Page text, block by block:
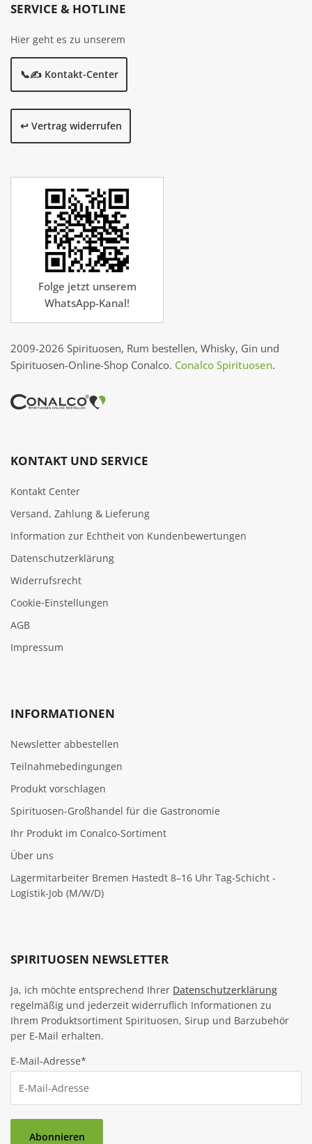
SERVICE & HOTLINE
Hier geht es zu unserem
📞✍️ Kontakt-Center
↩️ Vertrag widerrufen
Folge jetzt unserem
WhatsApp-Kanal!
2009-2026 Spirituosen, Rum bestellen, Whisky, Gin und
Spirituosen-Online-Shop Conalco. Conalco Spirituosen.
KONTAKT UND SERVICE
Kontakt Center
Versand, Zahlung & Lieferung
Information zur Echtheit von Kundenbewertungen
Datenschutzerklärung
Widerrufsrecht
Cookie‑Einstellungen
AGB
Impressum
INFORMATIONEN
Newsletter abbestellen
Teilnahmebedingungen
Produkt vorschlagen
Spirituosen-Großhandel für die Gastronomie
Ihr Produkt im Conalco-Sortiment
Über uns
Lagermitarbeiter Bremen Hastedt 8–16 Uhr Tag-Schicht -
Logistik-Job (M/W/D)
SPIRITUOSEN NEWSLETTER
Ja, ich möchte entsprechend Ihrer Datenschutzerklärung
regelmäßig und jederzeit widerruflich Informationen zu
Ihrem Produktsortiment Spirituosen, Sirup und Barzubehör
per E-Mail erhalten.
E-Mail-Adresse*
Abonnieren